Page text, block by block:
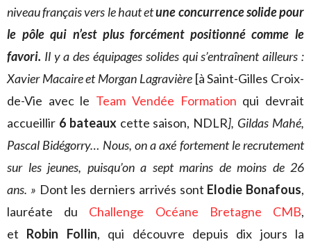
niveau français vers le hautetune concurrence solide pour
le pôlequi n’est plus forcément positionné comme le
favori. Il y a des équipages solides qui s’entraînent ailleurs :
Xavier Macaire et Morgan Lagravière[à Saint-Gilles Croix-
de-Vie avec le Team Vendée Formation qui devrait
accueillir 6 bateauxcette saison, NDLR], Gildas Mahé,
Pascal Bidégorry… Nous, on a axé fortement le recrutement
sur les jeunes, puisqu’on a sept marins de moins de 26
ans. » Dont les derniers arrivés sont Elodie Bonafous,
lauréate du Challenge Océane Bretagne CMB,
et Robin Follin, qui découvre depuis dix jours la